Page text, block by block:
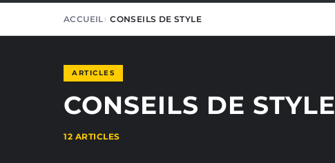
ACCUEIL CONSEILS DE STYLE
ARTICLES
CONSEILS DE STYLE
12 ARTICLES